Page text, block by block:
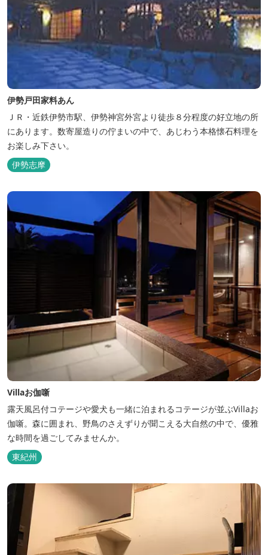
伊勢戸田家料あん
ＪＲ・近鉄伊勢市駅、伊勢神宮外宮より徒歩８分程度の好立地の所
にあります。数寄屋造りの佇まいの中で、あじわう本格懐石料理を
お楽しみ下さい。
伊勢志摩
Villaお伽噺
露天風呂付コテージや愛犬も一緒に泊まれるコテージが並ぶVillaお
伽噺。森に囲まれ、野鳥のさえずりが聞こえる大自然の中で、優雅
な時間を過ごしてみませんか。
東紀州